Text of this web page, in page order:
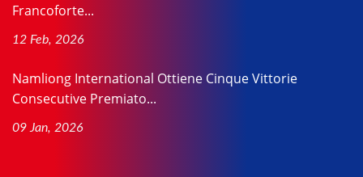
Francoforte...
12 Feb, 2026
Namliong International Ottiene Cinque Vittorie
Consecutive Premiato...
09 Jan, 2026